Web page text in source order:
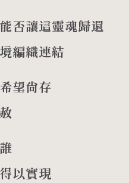
否讓這靈魂歸還
編織連結
望尚存
以實現